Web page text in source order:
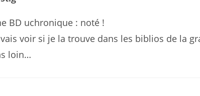
BD uchronique : noté !
voir si je la trouve dans les biblios de la
loin…